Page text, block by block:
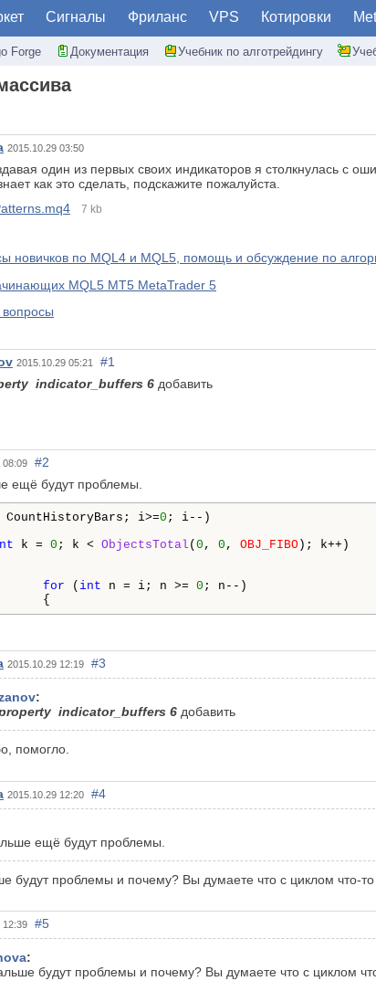
Сигналы Фриланс VPS Котировки
Forge Документация Учебник по алготрейдингу
2015.10.29 03:50
один из первых своих индикаторов я столкнулась с
как это сделать, подскажите пожалуйста.
7 kb
новичков по MQL4 и MQL5, помощь и обсуждение по
MQL5 MT5 MetaTrader 5
2015.10.29 05:21
#1
indicator_buffers 6 добавить
08:09
#2
ещё будут проблемы.
i>=0 ; i--)
k = 0 ; k < ObjectsTotal ( 0 , 0 , OBJ_FIBO ); k++)
for ( int n = i; n >= 0 ; n--)
2015.10.29 12:19 #3
:
indicator_buffers 6 добавить
помогло.
2015.10.29 12:20 #4
ещё будут проблемы.
будут проблемы и почему? Вы думаете что с циклом что-то
12:39 #5
:
будут проблемы и почему? Вы думаете что с циклом